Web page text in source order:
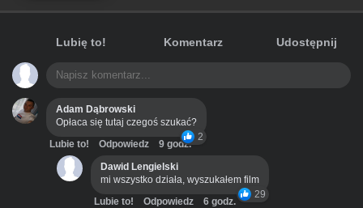
Lubię to! Komentarz Udostępnij
Adam Dąbrowski
Opłaca się tutaj czegoś szukać?
2
Lubie to! Odpowiedz
9 godz.
Dawid Lengielski
mi wszystko działa, wyszukałem film
29
Lubie to! Odpowiedz
6 godz.